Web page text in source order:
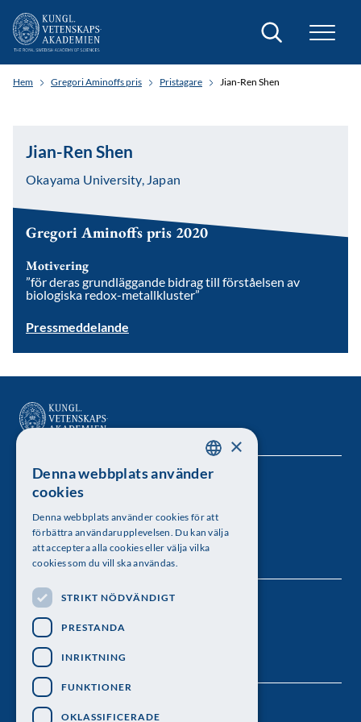
Sök
Hem Gregori Aminoffs pris Pristagare Jian-Ren Shen
Jian-Ren Shen
Okayama University, Japan
Gregori Aminoffs pris 2020
Motivering
”för deras grundläggande bidrag till förståelsen av
biologiska redox-metallkluster”
Pressmeddelande
Kungl. Vetenskapsakademien
Besöksadress: Lilla Frescativägen 4A
Telefon: 08-673 95 00
Följ oss
SWEDISH
×
Denna webbplats använder
cookies
Denna webbplats använder cookies för att
förbättra användarupplevelsen. Du kan välja
att acceptera alla cookies eller välja vilka
cookies som du vill ska användas.
STRIKT NÖDVÄNDIGT
PRESTANDA
INRIKTNING
FUNKTIONER
OKLASSIFICERADE